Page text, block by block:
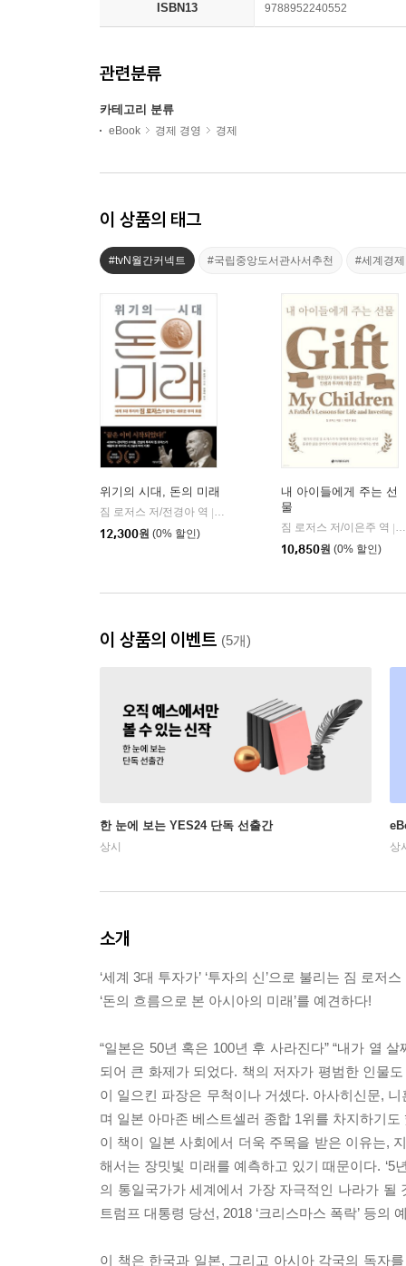
ISBN13 9788952240552
관련분류
카테고리 분류
eBook 경제 경영 경제
이 상품의 태그
#tvN월간커넥트 #국립중앙도서관사서추천 #세계경제
위기의 시대, 돈의 미래
짐 로저스 저/전경아 역
리더스북
12,300원 (0% 할인)
내 아이들에게 주는 선
물
짐 로저스 저/이은주 역
10,850원 (0% 할인)
이 상품의 이벤트 (5개)
한 눈에 보는 YES24 단독 선출간
상시 상
소개
‘세계 3대 투자가’ ‘투자의 신’으로 불리는 짐 로저스
‘돈의 흐름으로 본 아시아의 미래’를 예견하다!
“일본은 50년 혹은 100년 후 사라진다” “내가 열
되어 큰 화제가 되었다. 책의 저자가 평범한 인물
이 일으킨 파장은 무척이나 거셌다. 아사히신문,
며 일본 아마존 베스트셀러 종합 1위를 차지하기
이 책이 일본 사회에서 더욱 주목을 받은 이유는,
해서는 장밋빛 미래를 예측하고 있기 때문이다. ‘5
의 통일국가가 세계에서 가장 자극적인 나라가 될
트럼프 대통령 당선, 2018 ‘크리스마스 폭락’ 등
이 책은 한국과 일본, 그리고 아시아 각국의 독자